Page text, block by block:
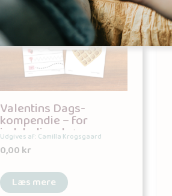
Valentins Dags-
kompendie – for
indskolingsbørn
Udgives af: Camilla Krogsgaard
0,00kr
Læs mere